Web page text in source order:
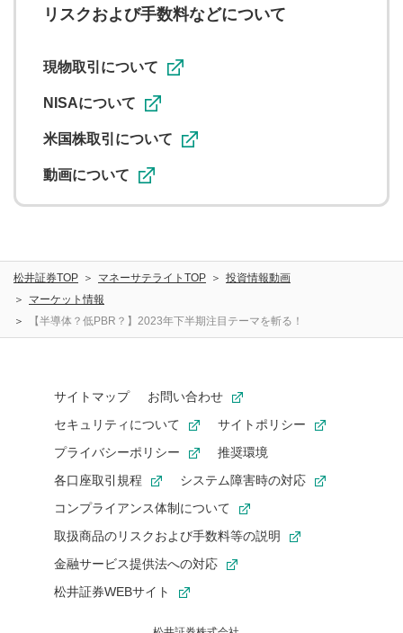
に関する著作者人格権を行使しないことに同意します。利
用者が投稿したコメントは、当社サービスの広告・宣伝、
ることがあります。
リスクおよび手数料などについて
現物取引について
NISAについて
米国株取引について
動画について
松井証券TOP マネーサテライトTOP
投資情報動画
マーケット情報
【半導体？低PBR？】2023年下半期注目テーマを斬る！
サイトマップ
お問い合わせ
セキュリティについて
サイトポリシー
プライバシーポリシー
推奨環境
各口座取引規程
システム障害時の対応
コンプライアンス体制について
取扱商品のリスクおよび手数料等の説明
金融サービス提供法への対応
松井証券WEBサイト